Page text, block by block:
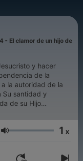
- El clamor de un hijo de
y hacer
de la
la autoridad de la
Su santidad y
de su Hijo
Volumen 1 x